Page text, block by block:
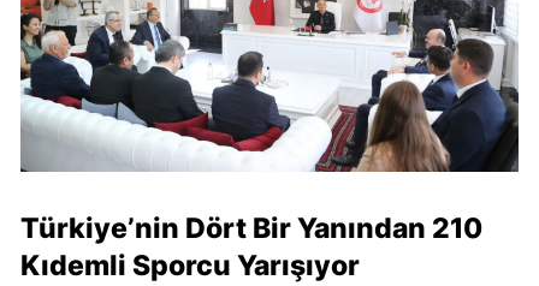
Türkiye’nin Dört Bir Yanından 210
Kıdemli Sporcu Yarışıyor